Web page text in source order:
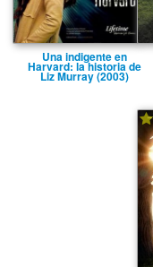
Una indigente en
Harvard: la historia de
Liz Murray (2003)